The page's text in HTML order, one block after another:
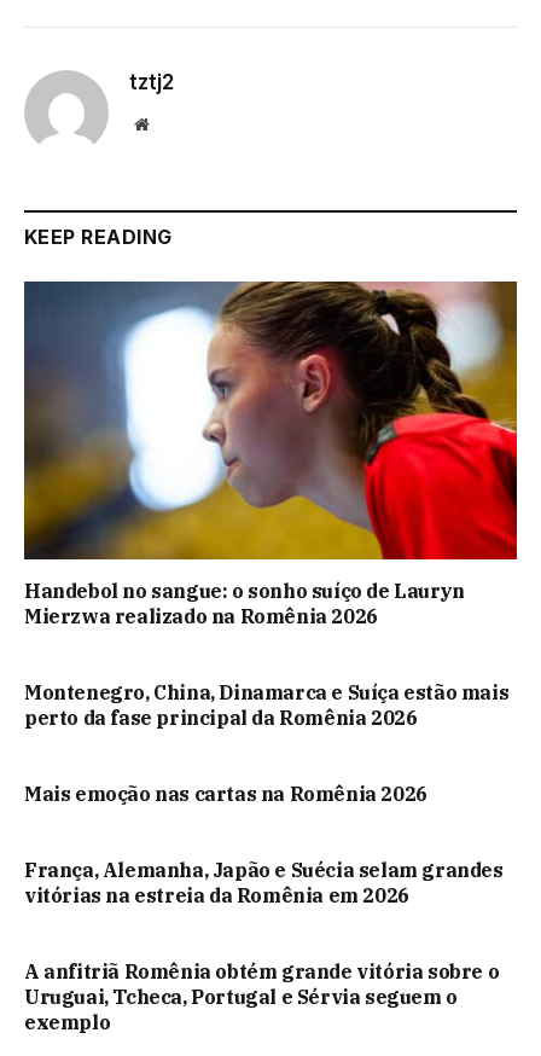
tztj2
Website
KEEP READING
Handebol no sangue: o sonho suíço de Lauryn
Mierzwa realizado na Romênia 2026
Montenegro, China, Dinamarca e Suíça estão mais
perto da fase principal da Romênia 2026
Mais emoção nas cartas na Romênia 2026
França, Alemanha, Japão e Suécia selam grandes
vitórias na estreia da Romênia em 2026
A anfitriã Romênia obtém grande vitória sobre o
Uruguai, Tcheca, Portugal e Sérvia seguem o
exemplo